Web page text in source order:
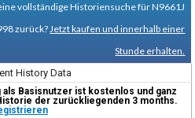
vollständige Historiensuche für N9661J
zurück? Jetzt kaufen und innerhalb einer
Stunde erhalten.
History Data
Basisnutzer ist kostenlos und ganz
der zurückliegenden 3 months.